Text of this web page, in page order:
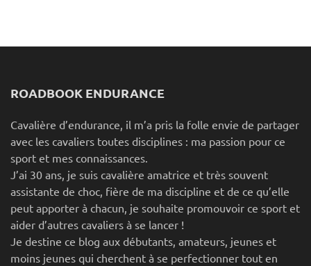
ROADBOOK ENDURANCE
Cavalière d’endurance, il m’a pris la folle envie de partager
avec les cavaliers toutes disciplines : ma passion pour ce
sport et mes connaissances.
J’ai 30 ans, je suis cavalière amatrice et très souvent
assistante de choc, fière de ma discipline et de ce qu’elle
peut apporter à chacun, je souhaite promouvoir ce sport et
aider d’autres cavaliers à se lancer !
Je destine ce blog aux débutants, amateurs, jeunes et
moins jeunes qui cherchent à se perfectionner tout en